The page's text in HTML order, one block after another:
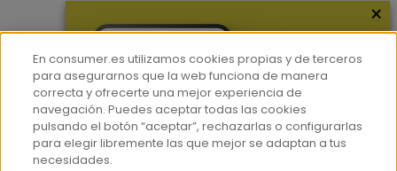
Hemeroteca
Contacto
Prensa
Corpus Lingüístico Consumer
×
En consumer.es utilizamos cookies propias y de terceros
para asegurarnos que la web funciona de manera
correcta y ofrecerte una mejor experiencia de
navegación. Puedes aceptar todas las cookies
pulsando el botón “aceptar”, rechazarlas o configurarlas
para elegir libremente las que mejor se adaptan a tus
necesidades.